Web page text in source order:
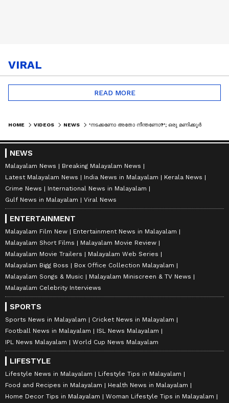
VIRAL
READ MORE
HOME VIDEOS NEWS
NEWS
Malayalam News
Breaking Malayalam News
Latest Malayalam News
India News in Malayalam
Kerala News
Crime News
International News in Malayalam
Gulf News in Malayalam
Viral News
ENTERTAINMENT
Malayalam Film New
Entertainment News in Malayalam
Malayalam Short Films
Malayalam Movie Review
Malayalam Movie Trailers
Malayalam Web Series
Malayalam Bigg Boss
Box Office Collection Malayalam
Malayalam Songs & Music
Malayalam Miniscreen & TV News
Malayalam Celebrity Interviews
SPORTS
Sports News in Malayalam
Cricket News in Malayalam
Football News in Malayalam
ISL News Malayalam
IPL News Malayalam
World Cup News Malayalam
LIFESTYLE
Lifestyle News in Malayalam
Lifestyle Tips in Malayalam
Food and Recipes in Malayalam
Health News in Malayalam
Home Decor Tips in Malayalam
Woman Lifestyle Tips in Malayalam